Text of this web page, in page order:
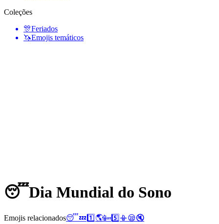
Coleções
🎊Feriados
🦄Emojis temáticos
😴Dia Mundial do Sono
Emojis relacionados😴💤 1️⃣ 🌎📴5️⃣ 📳😪🔇